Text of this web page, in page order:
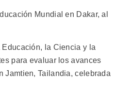
Mundial en Dakar, al
la Ciencia y la
para evaluar los avances
Jamtien, Tailandia, celebrada